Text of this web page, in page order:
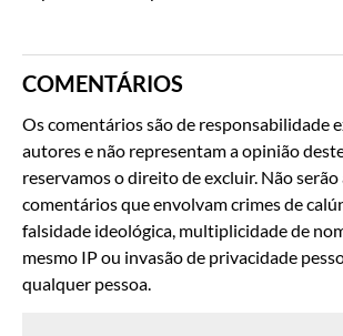
COMENTÁRIOS
Os comentários são de responsabilidade
autores e não representam a opinião
reservamos o direito de excluir. Não
comentários que envolvam crimes de
falsidade ideológica, multiplicidade de
mesmo IP ou invasão de privacidade
qualquer pessoa.